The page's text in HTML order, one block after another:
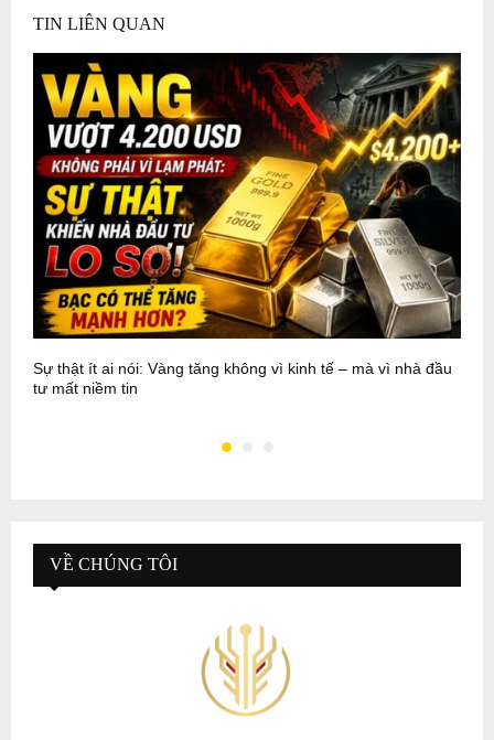
TIN LIÊN QUAN
Sự thật ít ai nói: Vàng tăng không vì kinh tế – mà vì nhà đầu
tư mất niềm tin
VỀ CHÚNG TÔI